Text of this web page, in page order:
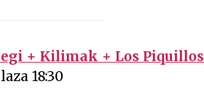
+ Kilimak + Los Piquillos
18:30